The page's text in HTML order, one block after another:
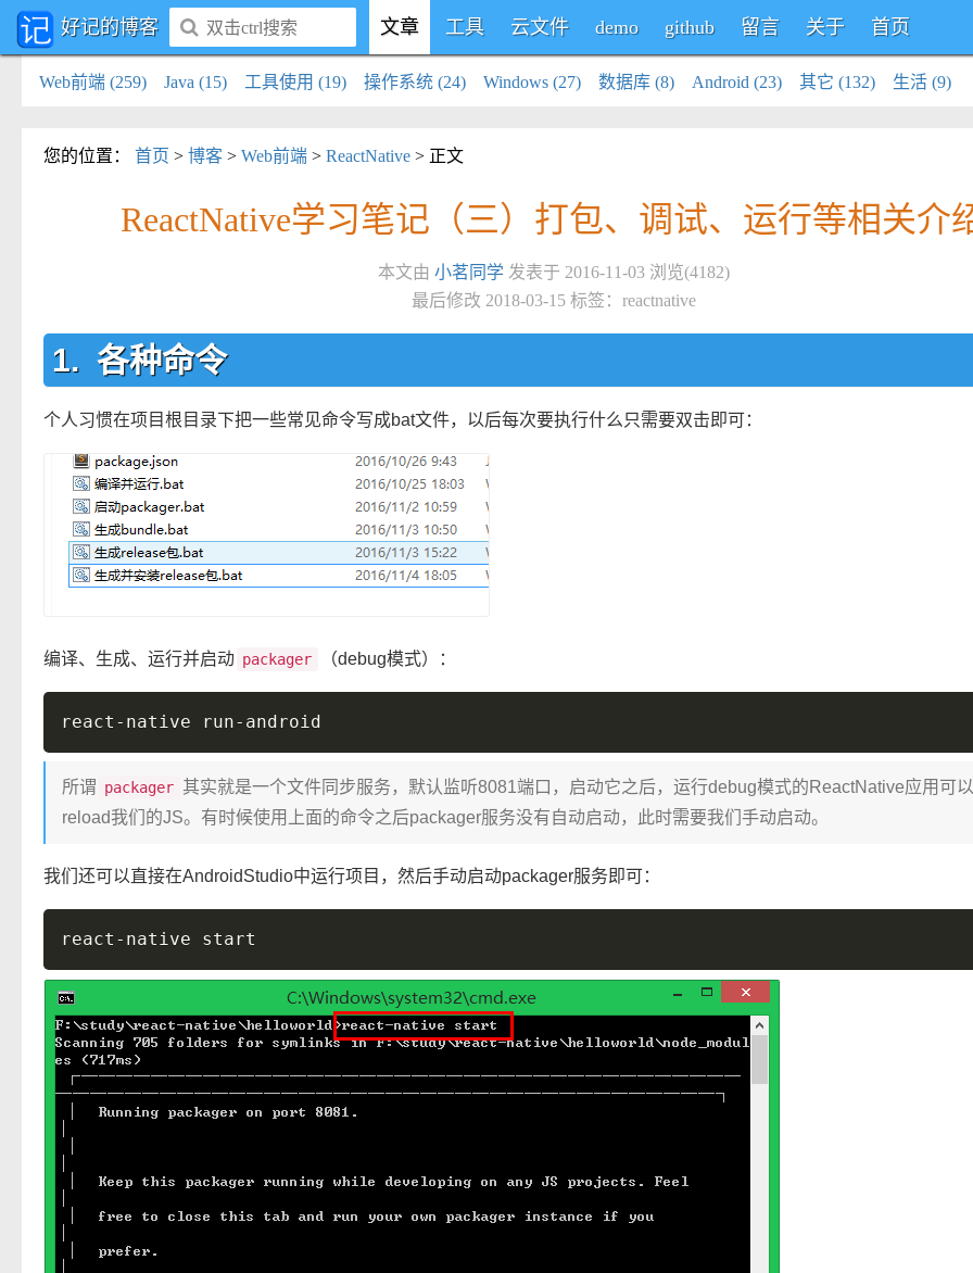
好记的博客 文章 工具 云文件 demo github 留言 关于 首页
Web前端 (259) Java (15) 工具使用 (19) 操作系统 (24) Windows (27) 数据库 (8) Android (23) 其它 (132) 生活 (9)
您的位置 ： 首页 > 博客 > Web前端 > ReactNative > 正文
ReactNative学习笔记（三）打包、调试、运行等相关介
本文由 小茗同学发表于 2016-11-03 浏览(4182)
最后修改 2018-03-15 标签： reactnative
各种命令
个人习惯在项目根目录下把一些常见命令写成bat文件，以后每次要执行什么只需要双击即可：
编译、生成、运行并启动 packager （debug模式）：
所谓 packager 其实就是一个文件同步服务，默认监听8081端口，启动它之后，运行debug模式的ReactNative应用可
reload我们的JS。有时候使用上面的命令之后packager服务没有自动启动，此时需要我们手动启动。
我们还可以直接在AndroidStudio中运行项目，然后手动启动packager服务即可：